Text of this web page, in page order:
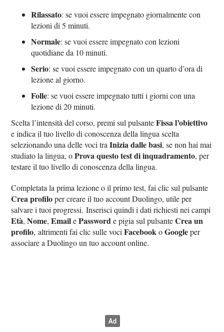
Rilassato: se vuoi essere impegnato giornalmente con
lezioni di 5 minuti.
Normale: se vuoi essere impegnato con lezioni
quotidiane da 10 minuti.
Serio: se vuoi essere impegnato con un quarto d’ora di
lezione al giorno.
Folle: se vuoi essere impegnato tutti i giorni con una
lezione di 20 minuti.
Scelta l’intensità del corso, premi sul pulsanteFissa l’obiettivo
e indica il tuo livello di conoscenza della lingua scelta
selezionando una delle voci traInizia dalle basi, se non hai mai
studiato la lingua, oProva questo test di inquadramento, per
testare il tuo livello di conoscenza della lingua.
Completata la prima lezione o il primo test, fai clic sul pulsante
Crea profiloper creare il tuo account Duolingo, utile per
salvare i tuoi progressi. Inserisci quindi i dati richiesti nei campi
Età,Nome,EmailePassword e pigia sul pulsanteCrea un
profilo, altrimenti fai clic sulle vociFacebook oGoogleper
associare a Duolingo un tuo account online.